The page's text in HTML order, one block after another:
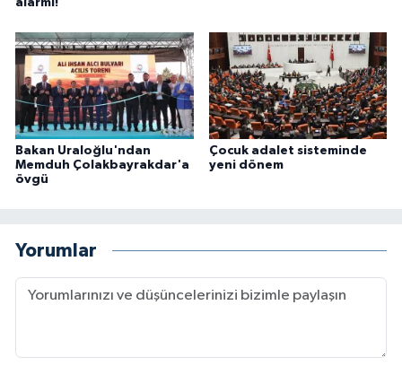
alarmı!
Bakan Uraloğlu'ndan
Memduh Çolakbayrakdar'a
övgü
Çocuk adalet sisteminde
yeni dönem
Yorumlar